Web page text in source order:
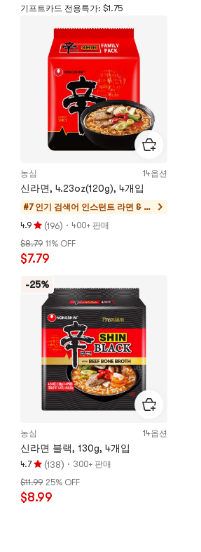
개
기프트카드 전용특가: $1.75
농심 14옵션
신라면, 4.23oz(120g), 4개입
#7 인기 검색어 인스턴트 라면 & 라
면 & 컵라면 & 떡볶
4.9
평
점
4.9
별,
(196) · 400+ 판매
$8.79 11% OFF
$7.79
-25%
농심 14옵션
신라면 블랙, 130g, 4개입
4.7
평
점
4.7
(138) · 300+ 판매
$11.99 25% OFF
$8.99